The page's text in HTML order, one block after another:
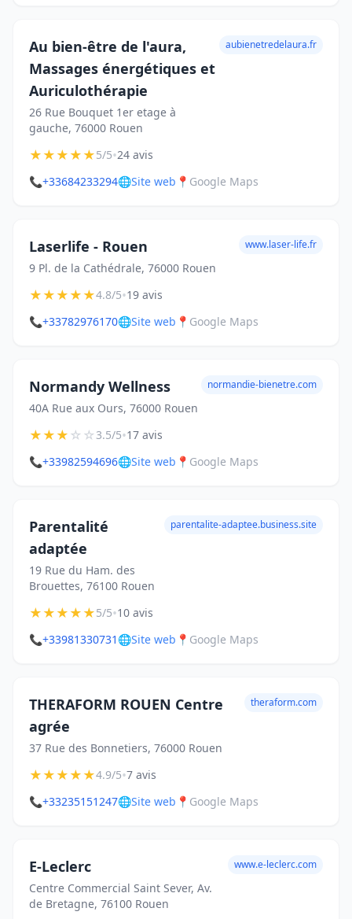
Au bien-être de l'aura,
Massages énergétiques et
Auriculothérapie
26 Rue Bouquet 1er etage à
gauche, 76000 Rouen
aubienetredelaura.fr
★★★★★5/5•24 avis
📞+33684233294🌐Site web 📍 Google Maps
Laserlife - Rouen
9 Pl. de la Cathédrale, 76000 Rouen
www.laser-life.fr
★★★★★4.8/5•19 avis
📞+33782976170🌐Site web 📍 Google Maps
Normandy Wellness
40A Rue aux Ours, 76000 Rouen
normandie-bienetre.com
★★★☆☆3.5/5•17 avis
📞+33982594696🌐Site web 📍 Google Maps
Parentalité
adaptée
19 Rue du Ham. des
Brouettes, 76100 Rouen
parentalite-adaptee.business.site
★★★★★5/5•10 avis
📞+33981330731 🌐Site web 📍 Google Maps
THERAFORM ROUEN Centre
agrée
37 Rue des Bonnetiers, 76000 Rouen
theraform.com
★★★★★4.9/5•7 avis
📞+33235151247🌐Site web 📍 Google Maps
E-Leclerc
Centre Commercial Saint Sever, Av.
de Bretagne, 76100 Rouen
www.e-leclerc.com